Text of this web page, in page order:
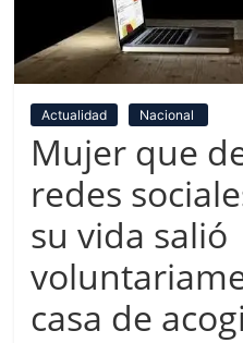
Actualidad Nacional
Mujer que
redes
su vida salió
casa de